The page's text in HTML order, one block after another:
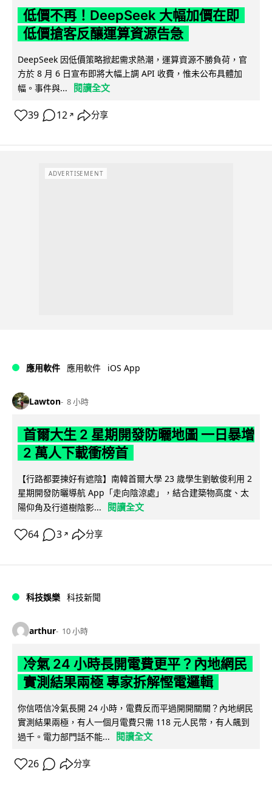
低價不再！DeepSeek 大幅加價在即
低價搶客反釀運算資源告急
DeepSeek 因低價策略掀起需求熱潮，運算資源不勝負荷，官
方於 8 月 6 日宣布即將大幅上調 API 收費，惟未公布具體加
幅。事件與...
閱讀全文
39 12 ↗ 分享
ADVERTISEMENT
應用軟件 應用軟件 iOS App
Lawton 8 小時
首爾大生 2 星期開發防曬地圖 一日暴增
2 萬人下載衝榜首
【行路都要揀好有遮陰】南韓首爾大學 23 歲學生劉敏俊利用 2
星期開發防曬導航 App「走向陰涼處」，結合建築物高度、太
陽仰角及行道樹陰影...
閱讀全文
64 3 ↗ 分享
科技娛樂 科技新聞
arthur 10 小時
冷氣 24 小時長開電費更平？內地網民
實測結果兩極 專家拆解慳電邏輯
你信唔信冷氣長開 24 小時，電費反而平過開開關關？內地網民
實測結果兩極，有人一個月電費只需 118 元人民幣，有人飆到
過千。電力部門話不能...
閱讀全文
26 分享